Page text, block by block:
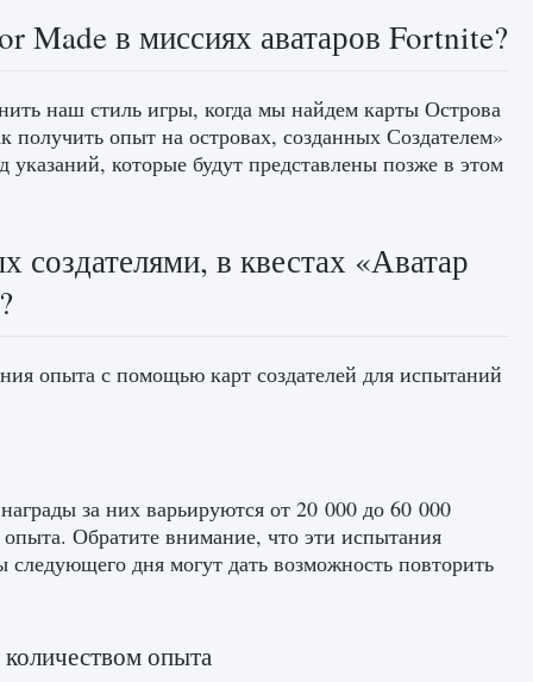
Made в миссиях аватаров Fortnite?
наш стиль игры, когда мы найдем карты Острова
опыт на островах, созданных Создателем»
которые будут представлены позже в этом
создателями, в квестах «Аватар
опыта с помощью карт создателей для испытаний
за них варьируются от 20 000 до 60 000
Обратите внимание, что эти испытания
дня могут дать возможность повторить
опыта